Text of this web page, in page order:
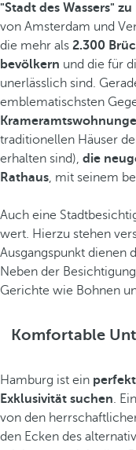
"Stadt des Wassers"
von Amsterdam und
die mehr als 2.300
bevölkern und die für
unerlässlich sind.
emblematischsten
traditionellen Häuser
erhalten sind), die
Rathaus, mit seinem
Auch eine
wert. Hierzu stehen
Ausgangspunkt dienen
Neben der
Gerichte wie Bohnen
Komfortable
Hamburg ist ein
Exklusivität suchen.
von den
den Ecken des